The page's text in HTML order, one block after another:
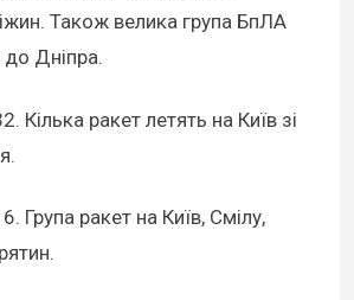
Також велика група БпЛА
Дніпра.
. Кілька ракет летять на Київ зі
. Група ракет на Київ, Смілу,